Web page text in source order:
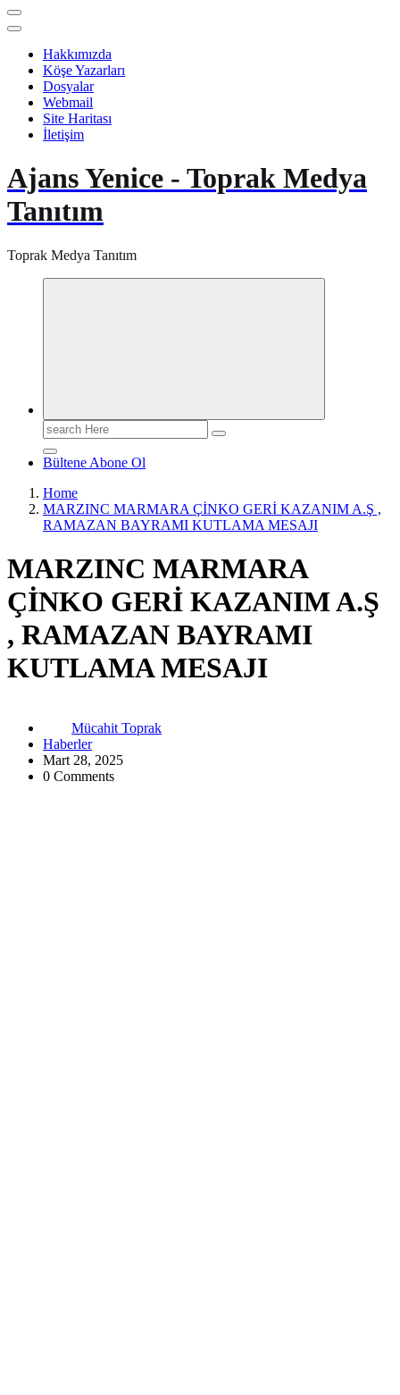
Hakkımızda
Köşe Yazarları
Dosyalar
Webmail
Site Haritası
İletişim
Ajans Yenice - Toprak Medya
Tanıtım
Toprak Medya Tanıtım
Search
for:
Bültene Abone Ol
Home
MARZINC MARMARA ÇİNKO GERİ KAZANIM A.Ş ,
RAMAZAN BAYRAMI KUTLAMA MESAJI
MARZINC MARMARA
ÇİNKO GERİ KAZANIM A.Ş
, RAMAZAN BAYRAMI
KUTLAMA MESAJI
Mücahit Toprak
Haberler
Mart 28, 2025
0 Comments